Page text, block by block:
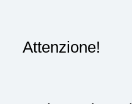
Attenzione!